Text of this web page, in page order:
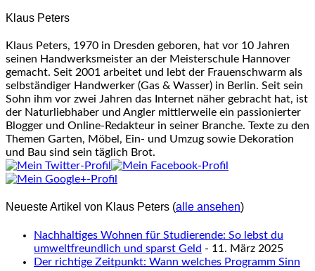
below.
Klaus Peters
Klaus Peters, 1970 in Dresden geboren, hat vor 10 Jahren
seinen Handwerksmeister an der Meisterschule Hannover
gemacht. Seit 2001 arbeitet und lebt der Frauenschwarm als
selbständiger Handwerker (Gas & Wasser) in Berlin. Seit sein
Sohn ihm vor zwei Jahren das Internet näher gebracht hat, ist
der Naturliebhaber und Angler mittlerweile ein passionierter
Blogger und Online-Redakteur in seiner Branche. Texte zu den
Themen Garten, Möbel, Ein- und Umzug sowie Dekoration
und Bau sind sein täglich Brot.
Neueste Artikel von Klaus Peters (alle ansehen)
Nachhaltiges Wohnen für Studierende: So lebst du
umweltfreundlich und sparst Geld - 11. März 2025
Der richtige Zeitpunkt: Wann welches Programm Sinn